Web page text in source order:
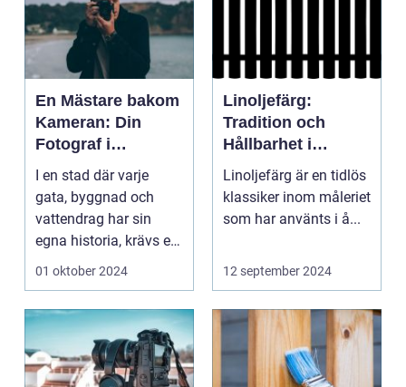
En Mästare bakom
Kameran: Din
Fotograf i
Stockholm
I en stad där varje
gata, byggnad och
vattendrag har sin
egna historia, krävs en
riktig ko...
01 oktober 2024
Linoljefärg:
Tradition och
Hållbarhet i
Modern Tappning
Linoljefärg är en tidlös
klassiker inom måleriet
som har använts i å...
12 september 2024